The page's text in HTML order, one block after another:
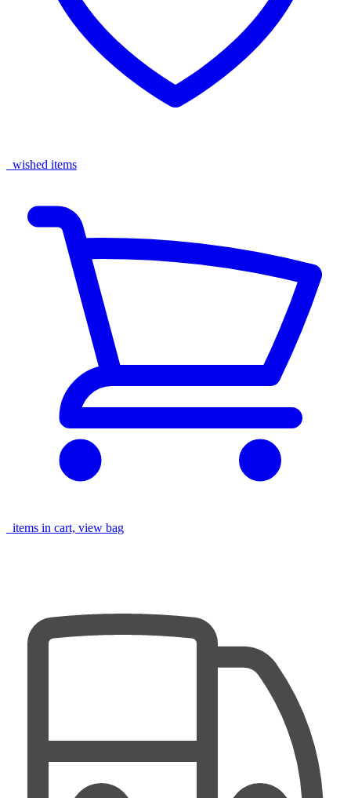
wished items
items in cart, view bag